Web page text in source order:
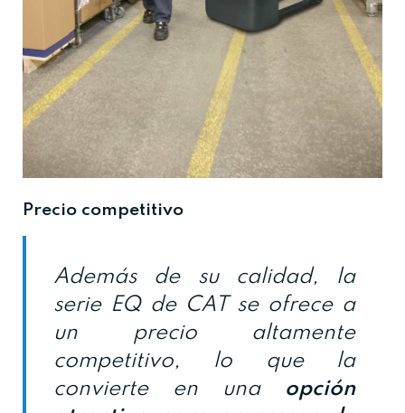
Precio competitivo
Además de su calidad, la
serie EQ de CAT se ofrece a
un precio altamente
competitivo, lo que la
convierte en una opción